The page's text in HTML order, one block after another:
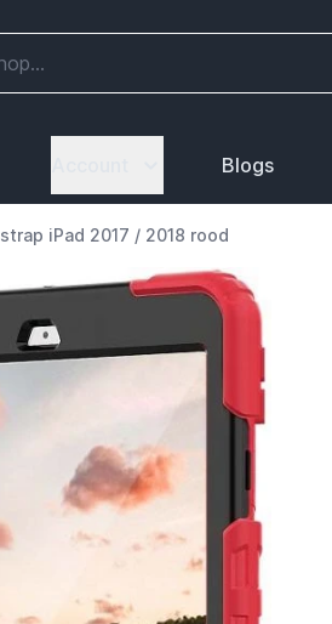
Blogs
iPad 2017 / 2018 rood